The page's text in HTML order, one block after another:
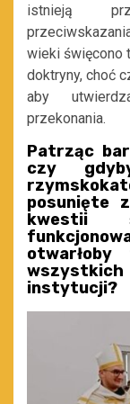
istnieją
wieki święcono
doktryny, choć
aby
przekonania.
Patrząc
czy
posunięte
kwestii
instytucji?